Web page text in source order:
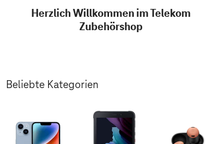
Herzlich Willkommen im Telekom
Zubehörshop
Beliebte Kategorien